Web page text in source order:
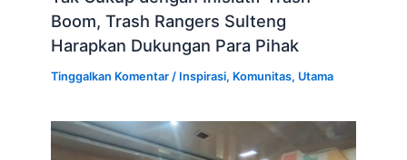
Boom, Trash Rangers Sulteng
Harapkan Dukungan Para Pihak
Tinggalkan Komentar / Inspirasi, Komunitas, Utama